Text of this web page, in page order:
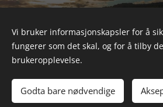
Legg til i
Vi bruker informasjonskapsler for å
fungerer som det skal, og for å tilby
brukeropplevelse.
Godta bare nødvendige